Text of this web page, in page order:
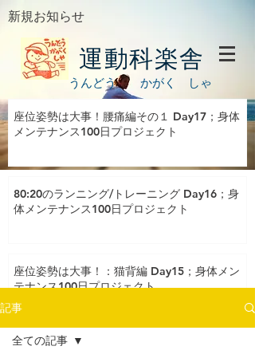
新規お知らせ
運動科楽舎
うんどう かがく しゃ
座位姿勢は大事！腰痛編その１ Day17；身体
メンテナンス100日プロジェクト
80:20のランニング/トレーニング Day16；身
体メンテナンス100日プロジェクト
座位姿勢は大事！：猫背編 Day15；身体メン
テナンス100日プロジェクト
記事
全ての記事